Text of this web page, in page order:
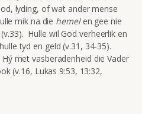
lyding, of wat ander mense
mik na die hemelen gee nie
Hulle wil God verheerlik en
tyd en geld (v.31, 34-35).
met vasberadenheid die Vader
(v.16, Lukas 9:53, 13:32,